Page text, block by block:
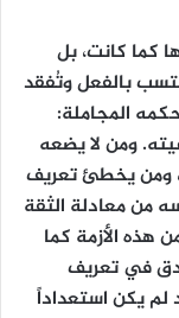
كما كانت، بل
بالفعل وتُفقد
المجاملة:
ومن لا يضعه
ومن يخطئ تعريف
من معادلة الثقة
هذه الأزمة كما
في تعريف
لم يكن استعداداً